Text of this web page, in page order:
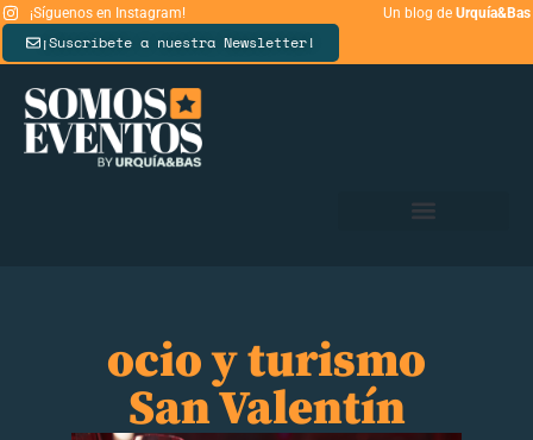
¡Síguenos en Instagram! Un blog de Urquía&Bas
¡Suscríbete a nuestra Newsletter!
ocio y turismo
San Valentín